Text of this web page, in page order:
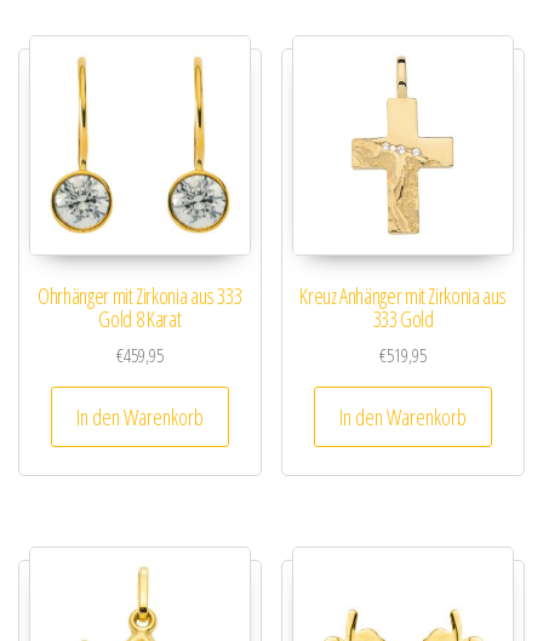
Ohrhänger mit Zirkonia aus 333
Gold 8 Karat
€459,95
In den Warenkorb
Kreuz Anhänger mit Zirkonia aus
333 Gold
€519,95
In den Warenkorb